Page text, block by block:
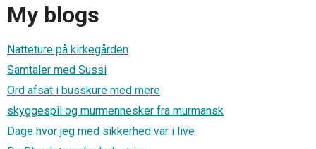
My blogs
Natteture på kirkegården
Samtaler med Sussi
Ord afsat i busskure med mere
skyggespil og murmennesker fra murmansk
Dage hvor jeg med sikkerhed var i live